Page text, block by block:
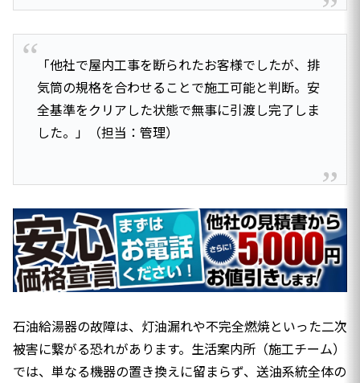
「他社で屋内工事を断られたお客様でしたが、排
気筒の規格を合わせることで施工可能と判断。安
全基準をクリアした状態で無事に引渡し完了しま
した。」（担当：管理）
石油給湯器の故障は、灯油漏れや不完全燃焼といった二次
被害に繋がる恐れがあります。生活案内所（施工チーム）
では、単なる機器の置き換えに留まらず、送油系統全体の